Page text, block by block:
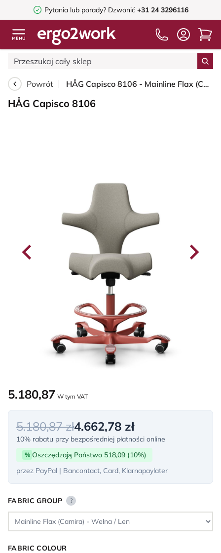
Pytania lub porady? Dzwonić +31 24 3296116
Powrót HÅG Capisco 8106 - Mainline Flax (Camira) - Wełna / Len - MLF002 Beige-Grey - Blush Rose - 200 mm (seat height 46-64cm) - Hard castors for soft floors
HÅG Capisco 8106
5.180,87 W tym VAT
5.180,87 zł4.662,78 zł
10% rabatu przy bezpośredniej płatności online
% Oszczędzają Państwo 518,09 (10%)
przez PayPal | Bancontact, Card, Klarnapaylater
FABRIC GROUP ?
FABRIC COLOUR